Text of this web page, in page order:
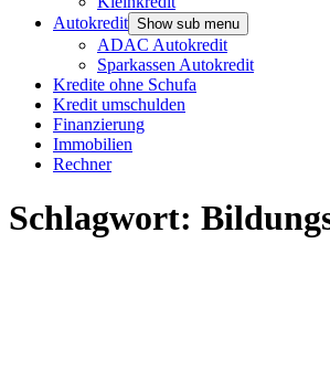
Autokredit Show sub menu
ADAC Autokredit
Sparkassen Autokredit
Kredite ohne Schufa
Kredit umschulden
Finanzierung
Immobilien
Rechner
Schlagwort: